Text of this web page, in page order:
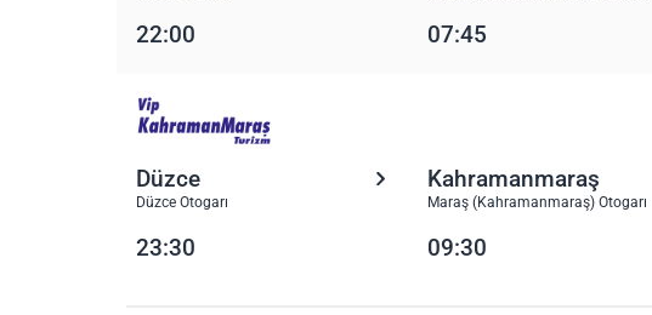
22:00 07:45
Düzce
Düzce Otogarı
Kahramanmaraş
Maraş (Kahramanmaraş) Otogarı
23:30 09:30